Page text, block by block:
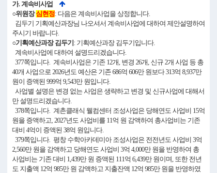
가. 계속비사업
○위원장심현정: 다음은 계속비사업을 상정합니다.
김두기 기획예산과장님 나오셔서 계속비사업에 대하여 제안설명하여
주시기 바랍니다.
○기획예산과장 김두기 : 기획예산과장 김두기입니다.
계속비사업에 대하여 설명드리겠습니다.
377쪽입니다. 계속비사업은 기존 12개, 변경 26개, 신규 2개 사업 등 총
40개 사업으로 2026년도 예산은 기존 686억 606만 원보다 313억 8,937만
원이 증액된 999억 9,543만 원입니다.
사업별 설명은 변경 없는 사업은 생략하고 변경 및 신규사업에 대해서
만 설명드리겠습니다.
378쪽입니다. 계촌클래식 웰컴센터 조성사업은 당해연도 사업비 15억
원을 증액하고, 2027년도 사업비를 11억 원 감액하여 총사업비는 기존
대비 4억이 증액된 38억 원입니다.
379쪽입니다. 평창 수학아카데미아 조성사업은 전전년도 사업비 3억
2,560만 원을 감액하고 당해연도 사업비 3억 4,000만 원을 반영하여 총
사업비는 기존 대비 1,439만 원 증액된 111억 6,439만 원이며, 또한 전년
도 지출액 12억 985만 원 감액하고 지출잔액 12억 985만 원을 반영하였